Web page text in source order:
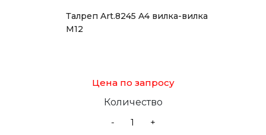
Талреп Art.8245 A4 вилка-вилка
М12
Цена по запросу
Количество
-
+